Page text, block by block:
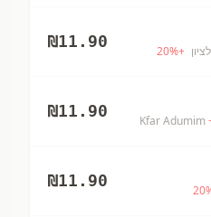
+
20%
₪11.90
₪11.90
20
₪11.90